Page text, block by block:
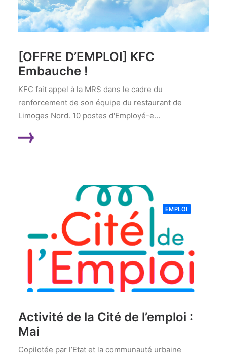
[OFFRE D’EMPLOI] KFC
Embauche !
KFC fait appel à la MRS dans le cadre du
renforcement de son équipe du restaurant de
Limoges Nord. 10 postes d'Employé-e…
EMPLOI
Activité de la Cité de l’emploi :
Mai
Copilotée par l’Etat et la communauté urbaine